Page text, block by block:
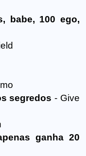
babe, 100 ego,
segredos - Give
ganha 20